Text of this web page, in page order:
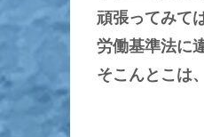
頑張ってみて
労働基準法に
そこんとこは